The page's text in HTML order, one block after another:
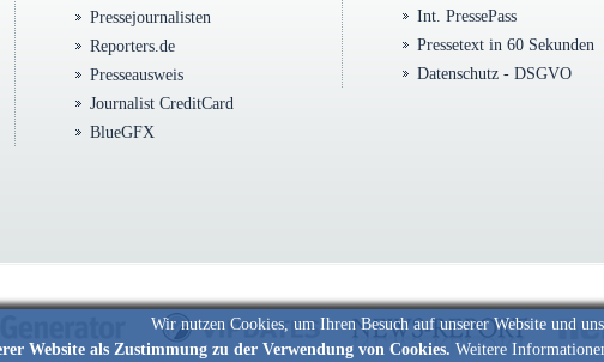
Wir nutzen Cookies, um Ihren Besuch auf unserer Website und
Website als Zustimmung zu der Verwendung von Cookies. Weitere
Pressejournalisten
Reporters.de
Presseausweis
Journalist CreditCard
BlueGFX
Int. PressePass
Pressetext in 60 Sekunden
Datenschutz - DSGVO